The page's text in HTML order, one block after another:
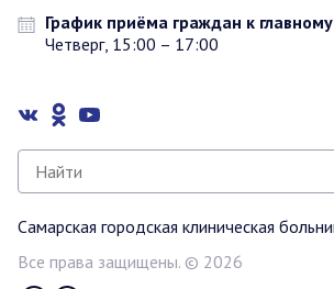
Самарская городская клиническая
Все права защищены. © 2026
График приёма граждан к
Четверг, 15:00 – 17:00